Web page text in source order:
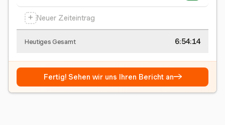
+ Neuer Zeiteintrag
Heutiges Gesamt 6:54:15
Fertig! Sehen wir uns Ihren Bericht an→